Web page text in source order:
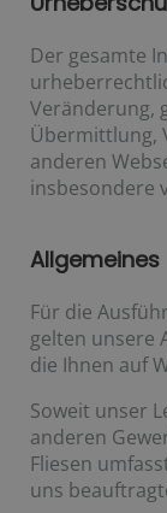
Der gesamte
Veränderung,
Übermittlung,
anderen
insbesondere
Allgemeines
Für die
gelten unsere
die Ihnen auf
Soweit unser
anderen
Fliesen
uns